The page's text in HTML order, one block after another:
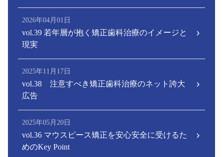
2026年04月01日
vol.39 若年層が抱く矯正歯科治療のイメージと
現実
2025年11月17日
vol.38 注意すべき矯正歯科治療のネット誇大
広告
2025年05月20日
vol.36 マウスピース矯正を安心安全に受けるた
めのKey Point